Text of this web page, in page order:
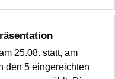
25.08. statt, am
den 5 eingereichten